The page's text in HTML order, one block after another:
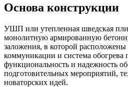
Основа конструкции
УШП или утепленная шведская
монолитную армированную
заложения, в которой
коммуникации и система обогрева
функциональность и надежность
подготовительных мероприятий,
новаторских идей.